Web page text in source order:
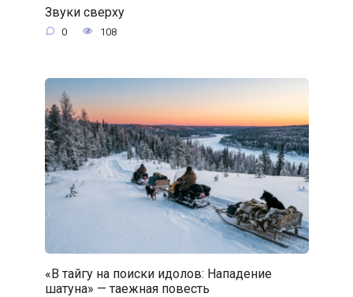
Звуки сверху
0 108
«В тайгу на поиски идолов: Нападение
шатуна» — таежная повесть